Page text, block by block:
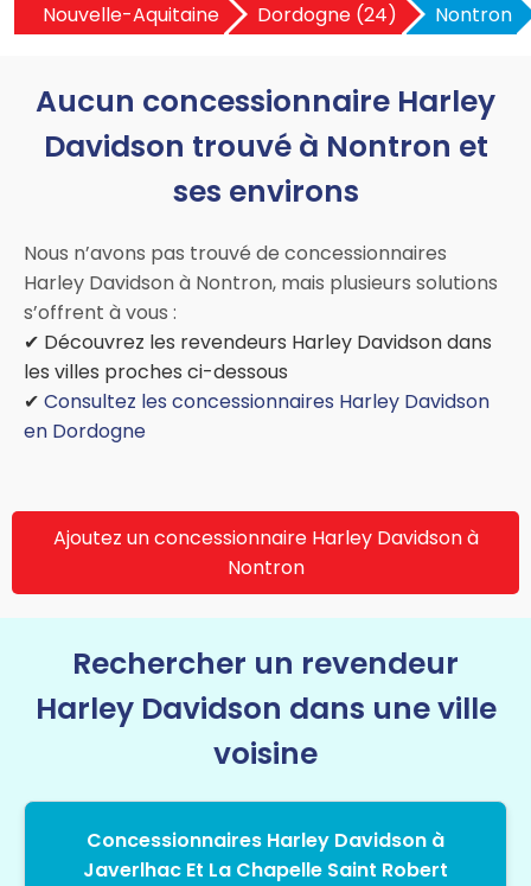
Nouvelle-Aquitaine
Dordogne (24) Nontron
Aucun concessionnaire Harley
Davidson trouvé à Nontron et
ses environs
Nous n’avons pas trouvé de concessionnaires
Harley Davidson à Nontron, mais plusieurs solutions
s’offrent à vous :
✔ Découvrez les revendeurs Harley Davidson dans
les villes proches ci-dessous
✔ Consultez les concessionnaires Harley Davidson
en Dordogne
Ajoutez un concessionnaire Harley Davidson à
Nontron
Rechercher un revendeur
Harley Davidson dans une ville
voisine
Concessionnaires Harley Davidson à
Javerlhac Et La Chapelle Saint Robert